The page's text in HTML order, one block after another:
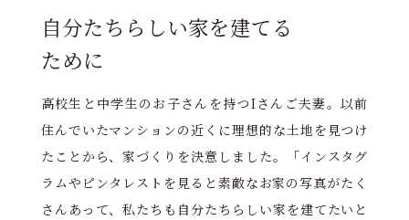
自分たちらしい家を建てる
ために
高校生と中学生のお子さんを持つIさんご夫妻。以前
住んでいたマンションの近くに理想的な土地を見つけ
たことから、家づくりを決意しました。「インスタグ
ラムやピンタレストを見ると素敵なお家の写真がたく
さんあって、私たちも自分たちらしい家を建てたいと